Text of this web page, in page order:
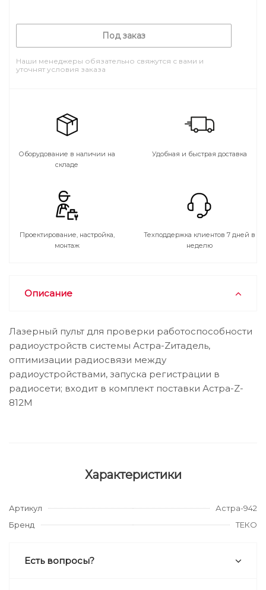
Под заказ
Наши менеджеры обязательно свяжутся с вами и
уточнят условия заказа
Оборудование в наличии на
складе
Удобная и быстрая доставка
Проектирование, настройка,
монтаж
Техподдержка клиентов 7 дней в
неделю
Описание
Лазерный пульт для проверки работоспособности
радиоустройств системы Астра-Zитадель,
оптимизации радиосвязи между
радиоустройствами, запуска регистрации в
радиосети; входит в комплект поставки Астра-Z-
812М
Характеристики
Артикул
Астра-942
Бренд
ТЕКО
Есть вопросы?